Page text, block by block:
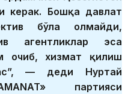
керак. Бошқа давлат
бўла олмайди,
агентликлар эса
очиб, хизмат қилиш
— деди Нуртай
партияси